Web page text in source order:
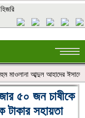
মাওলানা আব্দুল আহাদের
৫০ জন চাষীকে
টাকার সহায়তা